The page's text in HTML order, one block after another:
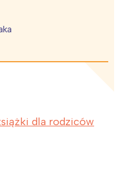
dla rodziców